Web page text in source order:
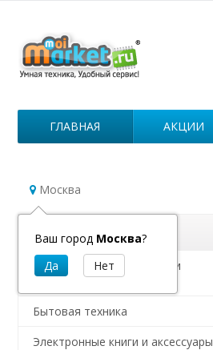
ГЛАВНАЯ АКЦИИ
Москва
Ваш город Москва?
Каталог
Роботы для уборки дома и
дезинфекции
Бытовая техника
Электронные книги и аксессуары